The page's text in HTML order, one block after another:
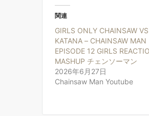
関連
GIRLS ONLY CHAINSAW VS
KATANA – CHAINSAW MAN
EPISODE 12 GIRLS
MASHUP チェンソーマン
2026年6月27日
Chainsaw Man Youtube